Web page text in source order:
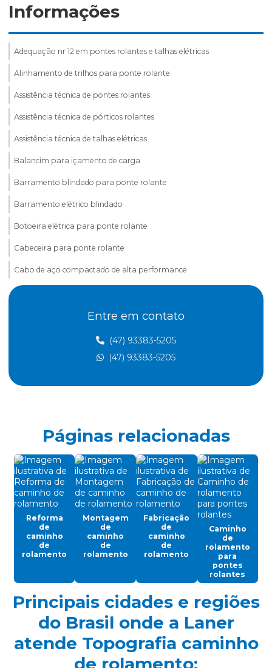
Informações
Adequação nr 12 em pontes rolantes e talhas elétricas
Alinhamento de trilhos para ponte rolante
Assistência técnica de pontes rolantes
Assistência técnica de pórticos rolantes
Assistência técnica de talhas elétricas
Balancim para içamento de carga
Barramento blindado para ponte rolante
Barramento elétrico blindado
Botoeira elétrica para ponte rolante
Cabeceira para ponte rolante
Cabo de aço compactado de alta performance
Cabo de aço para elevadores
Cabo de aço para içamento de carga
Cabo de aço para movimentação de carga
Célula carga industrial
Célula de carga para ponte rolante
Chave fim de curso para ponte rolante
Cortina de cabo ponte rolante
Discos de freios ponte rolante multimarcas
Empresa especializada em manutenção de ponte rolante
Empresa de ponte rolante
Empresa de talha elétrica
Empresas de barramento blindado
Entre em contato
(47) 93383-5205
(47) 93383-5205
Páginas relacionadas
Reforma
de
caminho
de
rolamento
Montagem
de
caminho
de
rolamento
Fabricação
de
caminho
de
rolamento
Caminho
de
rolamento
para
pontes
rolantes
Principais cidades e regiões
do Brasil onde a Laner
atende Topografia caminho